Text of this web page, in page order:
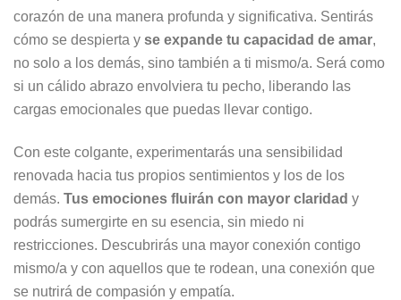
corazón de una manera profunda y significativa. Sentirás
cómo se despierta y se expande tu capacidad de amar,
no solo a los demás, sino también a ti mismo/a. Será como
si un cálido abrazo envolviera tu pecho, liberando las
cargas emocionales que puedas llevar contigo.
Con este colgante, experimentarás una sensibilidad
renovada hacia tus propios sentimientos y los de los
demás. Tus emociones fluirán con mayor claridad y
podrás sumergirte en su esencia, sin miedo ni
restricciones. Descubrirás una mayor conexión contigo
mismo/a y con aquellos que te rodean, una conexión que
se nutrirá de compasión y empatía.